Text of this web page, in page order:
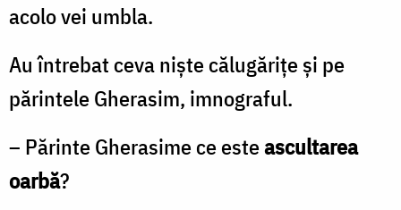
acolo vei umbla.
Au întrebat ceva niște călugărițe și pe
părintele Gherasim, imnograful.
– Părinte Gherasime ce esteascultarea
oarbă?